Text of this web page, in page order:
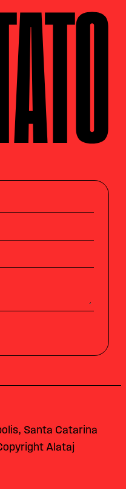
Santa Catarina
Alataj